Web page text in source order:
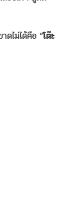
ดไม่ได้คือ “โต๊ะ